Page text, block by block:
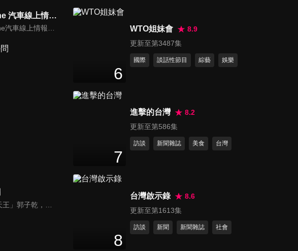
Auto-Online 汽車線上情報誌
鎖定「模仿天王」郭子乾，還有高顏值學霸大學生辛辣提問唷！全新優質節目都在NOWnews《鄉民大學問》！
道？】大改款BMW 740i 雨中
斯？
第136集 【操控強 又實用！】
廂可以放幾個愛馬仕包？ft.麗
寶最速3系列車主Kimi
第137集 Škoda Octavia RS：
10氣囊、245匹、零百6.7秒 給
你「高CP值」的大滿配！
20
被GLC車主盈婷打槍？
第139集 【 ISUZU 運轉職人挑
戰賽】貨車司機哪有那麼好
6
WTO姐妹會
8.9
更新至第3487集
國際 談話性節目 綜藝 娛樂
7
進擊的台灣
8.2
更新至第586集
訪談 新聞雜誌 美食 台灣
8
台灣啟示錄
8.6
更新至第1613集
訪談 新聞 新聞雜誌 社會